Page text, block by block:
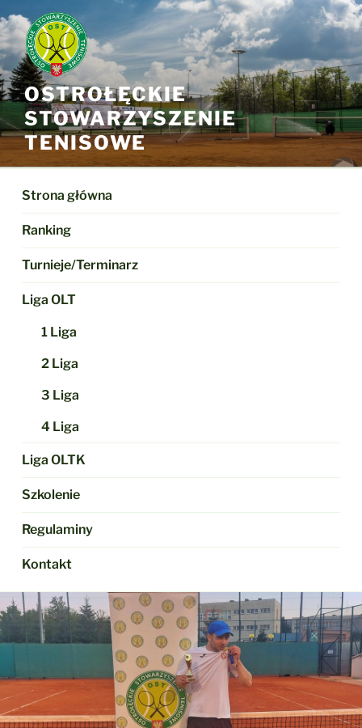
do
treści
OSTROŁĘCKIE
STOWARZYSZENIE
TENISOWE
Strona główna
Ranking
Turnieje/Terminarz
Liga OLT
1 Liga
2 Liga
3 Liga
4 Liga
Liga OLTK
Szkolenie
Regulaminy
Kontakt